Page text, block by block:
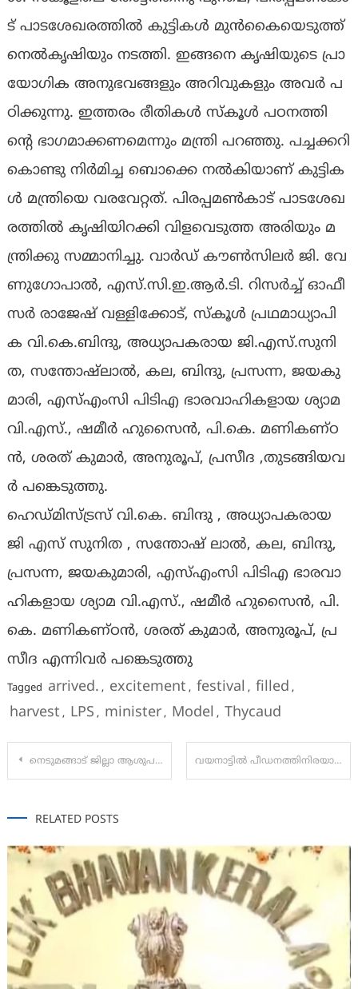
ട് പാ​ട​ശേ​ഖ​ര​ത്തി​ല്‍ കു​ട്ടി​ക​ള്‍ മു​ന്‍കൈ​യെ​ടു​ത്ത്
നെ​ല്‍കൃ​ഷി​യും ന​ട​ത്തി. ഇ​ങ്ങ​നെ കൃ​ഷി​യു​ടെ പ്രാ​
യോ​ഗി​ക അ​നു​ഭ​വ​ങ്ങ​ളും അ​റി​വു​ക​ളും അ​വ​ര്‍ പ​
ഠി​ക്കു​ന്നു. ഇ​ത്ത​രം രീ​തി​ക​ള്‍ സ്‌​കൂ​ള്‍ പ​ഠ​ന​ത്തി​
ന്റെ ഭാ​ഗ​മാ​ക്ക​ണ​മെ​ന്നും മ​ന്ത്രി പ​റ​ഞ്ഞു. പ​ച്ച​ക്ക​റി
കൊ​ണ്ടു നി​ര്‍മി​ച്ച ബൊ​ക്കെ ന​ല്‍കി​യാ​ണ് കു​ട്ടി​ക​
ള്‍ മ​ന്ത്രി​യെ വ​ര​വേ​റ്റ​ത്. പി​ര​പ്പ​മ​ണ്‍കാ​ട് പാ​ട​ശേ​ഖ​
ര​ത്തി​ല്‍ കൃ​ഷി​യി​റ​ക്കി വി​ള​വെ​ടു​ത്ത അ​രി​യും മ​
ന്ത്രി​ക്കു സ​മ്മാ​നി​ച്ചു. വാ​ര്‍ഡ് കൗ​ണ്‍സി​ല​ര്‍ ജി. ​വേ​
ണു​ഗോ​പാ​ല്‍, എ​സ്.​സി.​ഇ.​ആ​ര്‍.​ടി. റി​സ​ര്‍ച്ച് ഓ​ഫീ​
സ​ര്‍ രാ​ജേ​ഷ് വ​ള്ളി​ക്കോ​ട്, സ്‌​കൂ​ള്‍ പ്ര​ഥ​മാ​ധ്യാ​പി​
ക വി.​കെ.​ബി​ന്ദു, അ​ധ്യാ​പ​ക​രാ​യ ജി.​എ​സ്.​സു​നി​
ത, സ​ന്തോ​ഷ്‌​ലാ​ല്‍, ക​ല, ബി​ന്ദു, പ്ര​സ​ന്ന, ജ​യ​കു​
മാ​രി, എ​സ്എം​സി പി​ടി​എ ഭാ​ര​വാ​ഹി​ക​ളാ​യ ശ്യാ​മ
വി.​എ​സ്., ഷ​മീ​ർ ഹു​സൈ​ൻ, പി.​കെ. മ​ണി​ക​ണ്ഠ​
ൻ, ശ​ര​ത് കു​മാ​ർ, അ​നു​രൂ​പ്, പ്ര​സീ​ദ ,തു​ട​ങ്ങി​യ​വ​
ര്‍ പ​ങ്കെ​ടു​ത്തു.
ഹെ​ഡ്മി​സ്ട്ര​സ് വി.​കെ. ബി​ന്ദു , അ​ധ്യാ​പ​ക​രാ​യ
ജി ​എ​സ് സു​നി​ത , സ​ന്തോ​ഷ് ലാ​ൽ, ക​ല, ബി​ന്ദു,
പ്ര​സ​ന്ന, ജ​യ​കു​മാ​രി, എ​സ്എം​സി പി​ടി​എ ഭാ​ര​വാ​
ഹി​ക​ളാ​യ ശ്യാ​മ വി.​എ​സ്., ഷ​മീ​ർ ഹു​സൈ​ൻ, പി.​
കെ. മ​ണി​ക​ണ്ഠ​ൻ, ശ​ര​ത് കു​മാ​ർ, അ​നു​രൂ​പ്, പ്ര​
സീ​ദ എ​ന്നി​വ​ർ പ​ങ്കെ​ടു​ത്തു
Tagged arrived. , excitement , festival , filled ,
harvest , LPS , minister, Model , Thycaud
Post
നെടുമങ്ങാട് ജില്ലാ ആശുപത്രിയിൽ നവജാത ശിശു മരിച്ച സംഭവത്തിൽ ഡോക്ടർ ബിന്ദു സുന്ദറിന് സസ്‌പെൻഷൻ വയനാട്ടിൽ പീഡനത്തിനിരയായ പെൺകുട്ടി ആത്മഹത്യ ചെയ്തു
RELATED POSTS